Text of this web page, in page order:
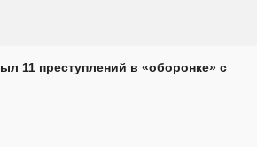
11 преступлений в «оборонке» с